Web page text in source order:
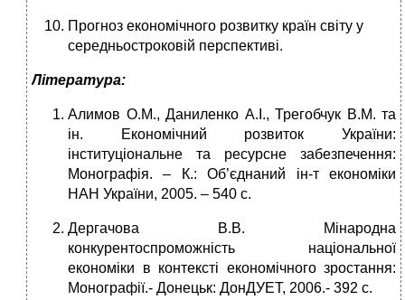
Прогноз економічного розвитку країн світу у
середньостроковій перспективі.
Література:
Алимов О.М., Даниленко А.І., Трегобчук В.М. та
ін. Економічний розвиток України:
інституціональне та ресурсне забезпечення:
Монографія. – К.: Об’єднаний ін-т економіки
НАН України, 2005. – 540 с.
Дергачова В.В. Мінародна
конкурентоспроможність національної
економіки в контексті економічного зростання:
Монографії.- Донецьк: ДонДУЕТ, 2006.- 392 с.